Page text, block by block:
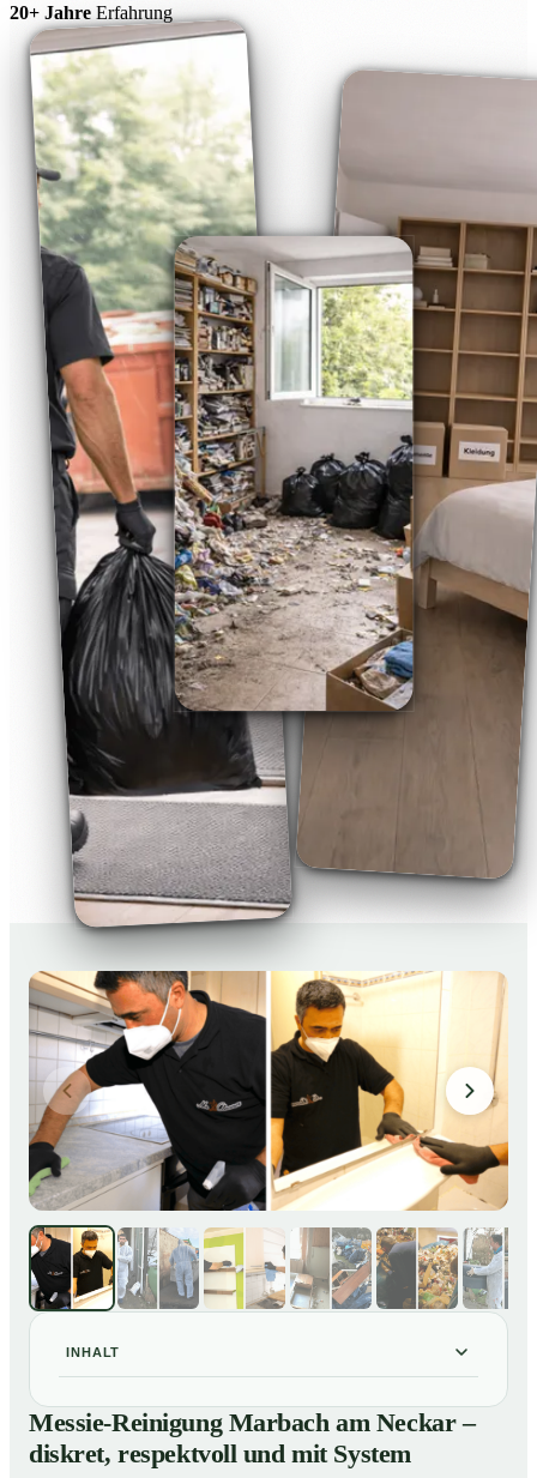
20+ Jahre Erfahrung
INHALT
Messie-Reinigung Marbach am Neckar – diskret,
respektvoll und mit System
Warum professionelle Hilfe bei einer Messie-Wohnung
Messie-Reinigung Marbach am Neckar –
diskret, respektvoll und mit System